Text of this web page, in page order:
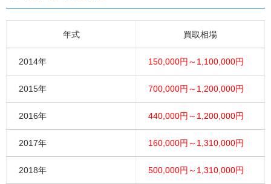
年式 買取相場
2014年 150,000円～1,100,000円
2015年 700,000円～1,200,000円
2016年 440,000円～1,200,000円
2017年 160,000円～1,310,000円
2018年 500,000円～1,310,000円